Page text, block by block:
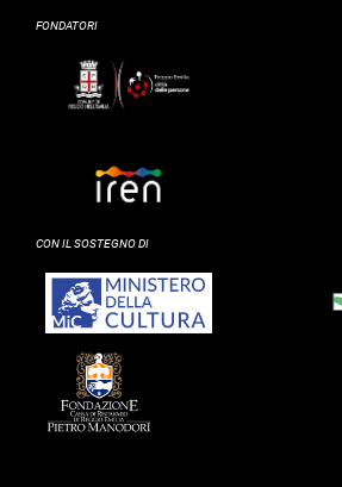
FONDATORI
CON IL SOSTEGNO DI